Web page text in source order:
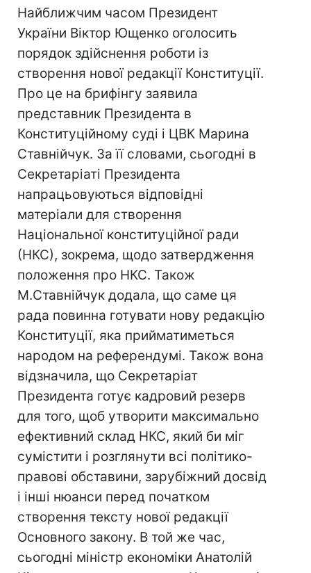
Найближчим часом Президент
України Віктор Ющенко оголосить
порядок здійснення роботи із
створення нової редакції Конституції.
Про це на брифінгу заявила
представник Президента в
Конституційному суді і ЦВК Марина
Ставнійчук. За її словами, сьогодні в
Секретаріаті Президента
напрацьовуються відповідні
матеріали для створення
Національної конституційної ради
(НКС), зокрема, щодо затвердження
положення про НКС. Також
М.Ставнійчук додала, що саме ця
рада повинна готувати нову редакцію
Конституції, яка прийматиметься
народом на референдумі. Також вона
відзначила, що Секретаріат
Президента готує кадровий резерв
для того, щоб утворити максимально
ефективний склад НКС, який би міг
сумістити і розглянути всі політико-
правові обставини, зарубіжний досвід
і інші нюанси перед початком
створення тексту нової редакції
Основного закону. В той же час,
сьогодні міністр економіки Анатолій